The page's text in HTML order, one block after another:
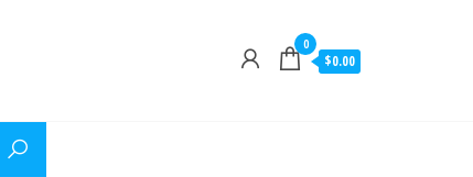
0
$0.00